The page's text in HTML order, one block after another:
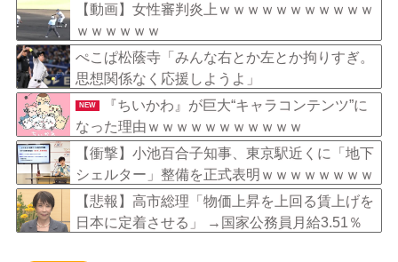
【動画】女性審判炎上ｗｗｗｗｗｗｗｗｗｗｗ
ｗｗｗｗｗｗ
ぺこぱ松蔭寺「みんな右とか左とか拘りすぎ。
思想関係なく応援しようよ」
NEW
『ちいかわ』が巨大“キャラコンテンツ”に
なった理由ｗｗｗｗｗｗｗｗｗｗｗ
【衝撃】小池百合子知事、東京駅近くに「地下
シェルター」整備を正式表明ｗｗｗｗｗｗｗｗ
ｗ
【悲報】高市総理「物価上昇を上回る賃上げを
日本に定着させる」 →国家公務員月給3.51％